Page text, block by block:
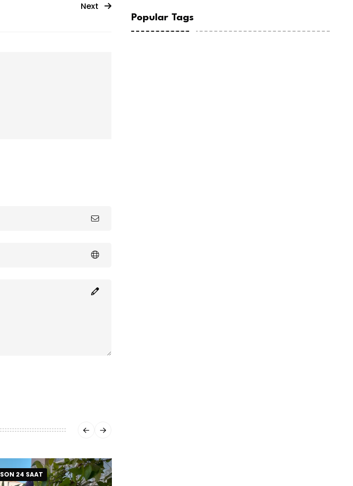
Next
SON 24 SAAT
Popular Tags